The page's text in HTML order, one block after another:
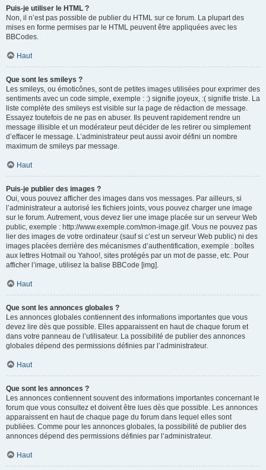
Puis-je utiliser le HTML ?
Non, il n’est pas possible de publier du HTML sur ce forum. La plupart des
mises en forme permises par le HTML peuvent être appliquées avec les
BBCodes.
Haut
Que sont les smileys ?
Les smileys, ou émoticônes, sont de petites images utilisées pour exprimer des
sentiments avec un code simple, exemple : :) signifie joyeux, :( signifie triste. La
liste complète des smileys est visible sur la page de rédaction de message.
Essayez toutefois de ne pas en abuser. Ils peuvent rapidement rendre un
message illisible et un modérateur peut décider de les retirer ou simplement
d’effacer le message. L’administrateur peut aussi avoir défini un nombre
maximum de smileys par message.
Haut
Puis-je publier des images ?
Oui, vous pouvez afficher des images dans vos messages. Par ailleurs, si
l’administrateur a autorisé les fichiers joints, vous pouvez charger une image
sur le forum. Autrement, vous devez lier une image placée sur un serveur Web
public, exemple : http://www.exemple.com/mon-image.gif. Vous ne pouvez pas
lier des images de votre ordinateur (sauf si c’est un serveur Web public) ni des
images placées derrière des mécanismes d’authentification, exemple : boîtes
aux lettres Hotmail ou Yahoo!, sites protégés par un mot de passe, etc. Pour
afficher l’image, utilisez la balise BBCode [img].
Haut
Que sont les annonces globales ?
Les annonces globales contiennent des informations importantes que vous
devez lire dès que possible. Elles apparaissent en haut de chaque forum et
dans votre panneau de l’utilisateur. La possibilité de publier des annonces
globales dépend des permissions définies par l’administrateur.
Haut
Que sont les annonces ?
Les annonces contiennent souvent des informations importantes concernant le
forum que vous consultez et doivent être lues dès que possible. Les annonces
apparaissent en haut de chaque page du forum dans lequel elles sont
publiées. Comme pour les annonces globales, la possibilité de publier des
annonces dépend des permissions définies par l’administrateur.
Haut